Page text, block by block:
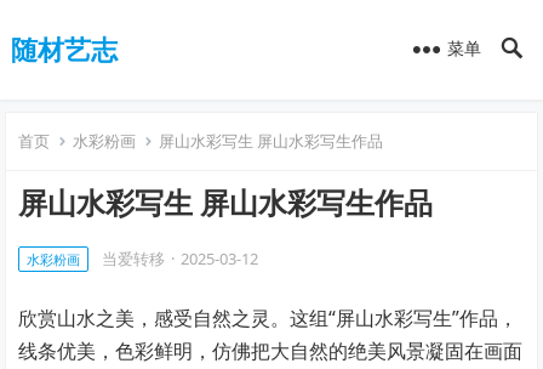
随材艺志 菜单
首页 水彩粉画 屏山水彩写生 屏山水彩写生作品
屏山水彩写生 屏山水彩写生作品
水彩粉画 当爱转移 · 2025-03-12
欣赏山水之美，感受自然之灵。这组“屏山水彩写生”作品，
线条优美，色彩鲜明，仿佛把大自然的绝美风景凝固在画面